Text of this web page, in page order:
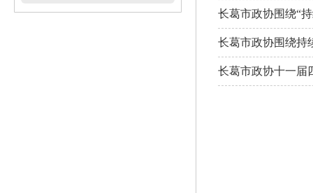
长葛市政协围绕“
长葛市政协围绕持
长葛市政协十一届